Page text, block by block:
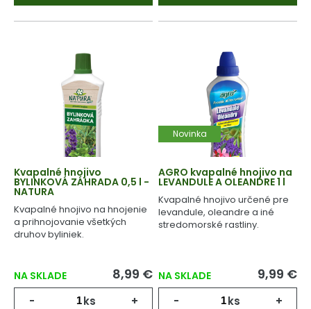
Kvapalné hnojivo
BYLINKOVÁ ZÁHRADA 0,5 l -
NATURA
Kvapalné hnojivo na hnojenie
a prihnojovanie všetkých
druhov byliniek.
NA SKLADE 8,99 €
- ks +
Novinka
AGRO kvapalné hnojivo na
LEVANDULE A OLEANDRE 1 l
Kvapalné hnojivo určené pre
levandule, oleandre a iné
stredomorské rastliny.
NA SKLADE 9,99 €
- ks +